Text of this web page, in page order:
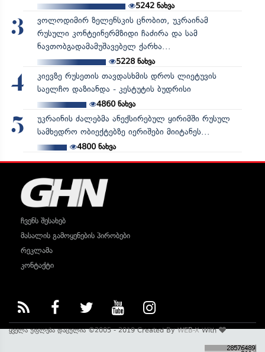
5242ნახვა
3
ვოლოდიმირ ზელენსკის ცნობით, უკრაინამ
რუსული კონტეინერმზიდი ჩაძირა და სამ
ნავთობგადამამუშავებელ ქარხა...
5228ნახვა
4
კიევზე რუსეთის თავდასხმის დროს ლიეტუვის
საელჩო დაზიანდა - კესტუტის ბუდრისი
4860ნახვა
5
უკრაინის ძალებმა ანექსირებულ ყირიმში რუსულ
სამხედრო ობიექტებზე იერიშები მიიტანეს...
4800ნახვა
ჩვენს შესახებ
მასალის გამოყენების პირობები
რეკლამა
კონტაქტი
ყველა უფლება დაცულია ©2005 - 2019 Created ByWEB-XWith